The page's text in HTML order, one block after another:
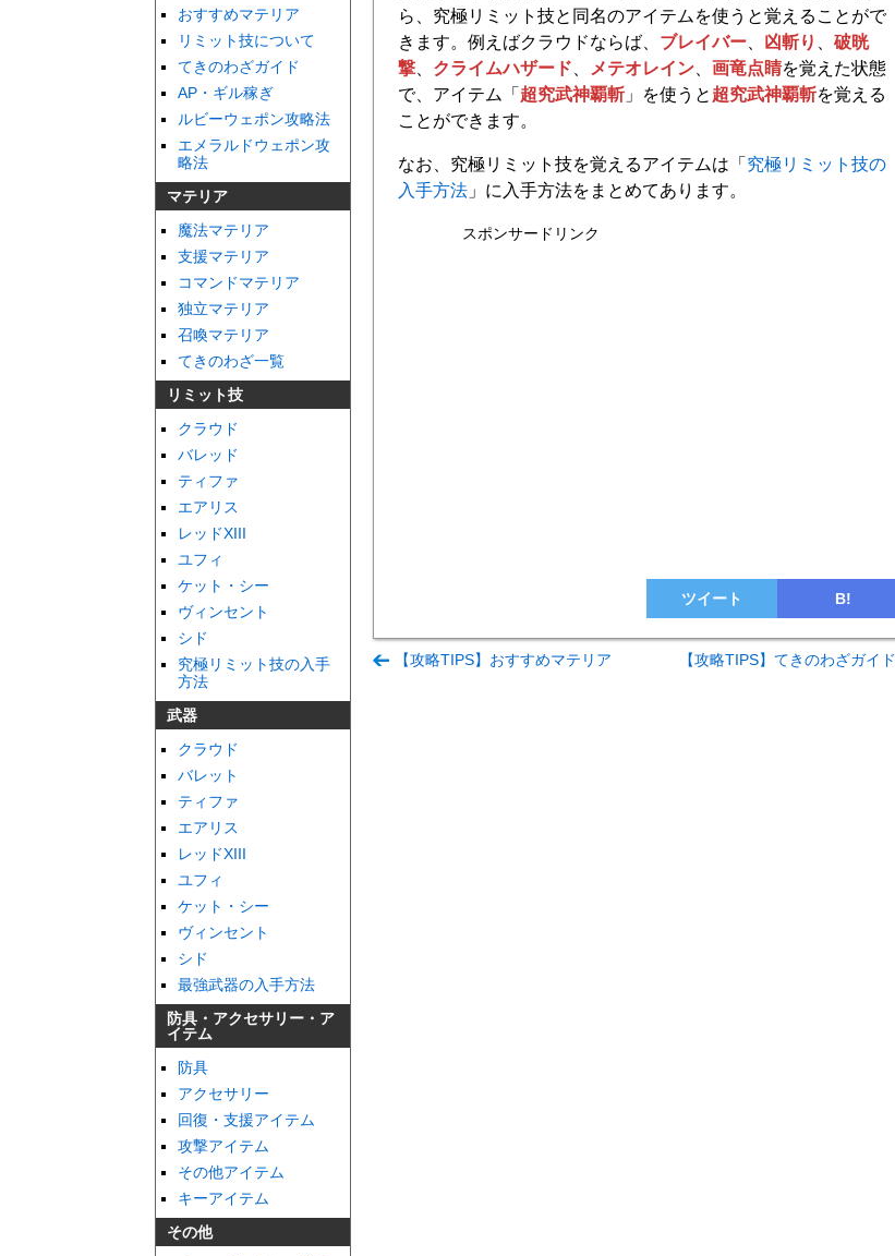
おすすめマテリア
リミット技について
てきのわざガイド
AP・ギル稼ぎ
ルビーウェポン攻略法
エメラルドウェポン攻
略法
マテリア
魔法マテリア
支援マテリア
コマンドマテリア
独立マテリア
召喚マテリア
てきのわざ一覧
リミット技
クラウド
バレッド
ティファ
エアリス
レッドXIII
ユフィ
ケット・シー
ヴィンセント
シド
究極リミット技の入手
方法
武器
クラウド
バレット
ティファ
エアリス
レッドXIII
ユフィ
ケット・シー
ヴィンセント
シド
最強武器の入手方法
防具・アクセサリー・ア
イテム
防具
アクセサリー
回復・支援アイテム
攻撃アイテム
その他アイテム
キーアイテム
その他
ら、究極リミット技と同名のアイテムを使うと覚えることがで
きます。例えばクラウドならば、 ブレイバー 凶斬り 、破晄
撃
クライムハザード メテオレイン 、画竜点睛を覚えた状態
で、アイテム「 超究武神覇斬 」を使うと 超究武神覇斬を覚える
ことができます。
なお、究極リミット技を覚えるアイテムは「 究極リミット技の
入手方法 」に入手方法をまとめてあります。
スポンサードリンク
ツイート B!
【攻略TIPS】おすすめマテリア 【攻略TIPS】てきのわざガイド